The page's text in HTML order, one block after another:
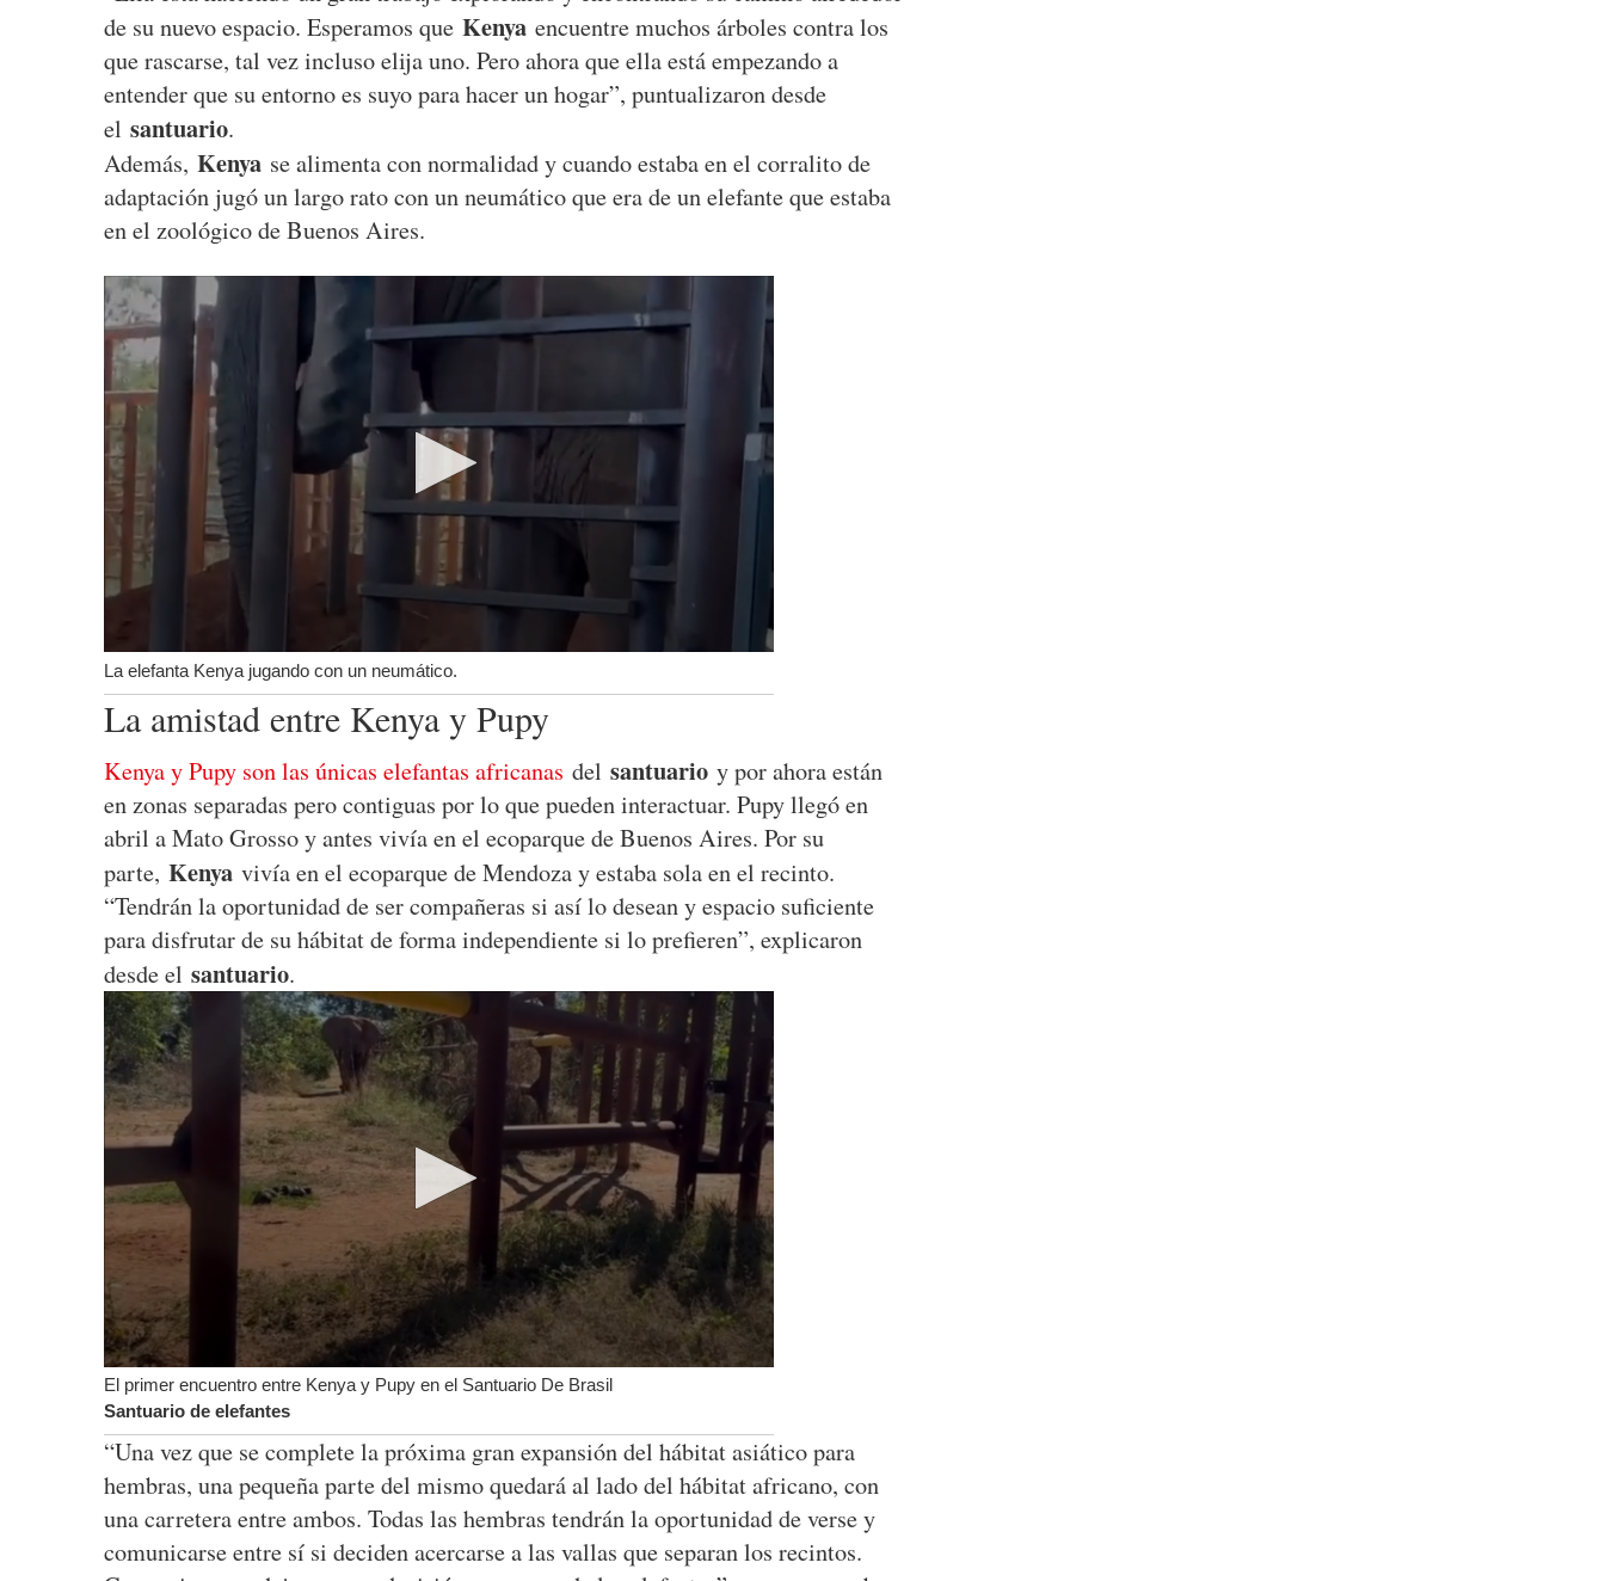
de su nuevo espacio. Esperamos que Kenya encuentre muchos árboles contra los
que rascarse, tal vez incluso elija uno. Pero ahora que ella está empezando a
entender que su entorno es suyo para hacer un hogar”, puntualizaron desde
el santuario.
Además, Kenya se alimenta con normalidad y cuando estaba en el corralito de
adaptación jugó un largo rato con un neumático que era de un elefante que estaba
en el zoológico de Buenos Aires.
La elefanta Kenya jugando con un neumático.
La amistad entre Kenya y Pupy
Kenya y Pupy son las únicas elefantas africanas del santuario y por ahora están
en zonas separadas pero contiguas por lo que pueden interactuar. Pupy llegó en
abril a Mato Grosso y antes vivía en el ecoparque de Buenos Aires. Por su
parte, Kenya vivía en el ecoparque de Mendoza y estaba sola en el recinto.
“Tendrán la oportunidad de ser compañeras si así lo desean y espacio suficiente
para disfrutar de su hábitat de forma independiente si lo prefieren”, explicaron
desde el santuario.
El primer encuentro entre Kenya y Pupy en el Santuario De Brasil
Santuario de elefantes
“Una vez que se complete la próxima gran expansión del hábitat asiático para
hembras, una pequeña parte del mismo quedará al lado del hábitat africano, con
una carretera entre ambos. Todas las hembras tendrán la oportunidad de verse y
comunicarse entre sí si deciden acercarse a las vallas que separan los recintos.